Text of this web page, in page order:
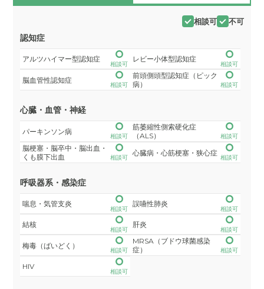
相談可 不可
認知症
アルツハイマー型認知症
相談可
レビー小体型認知症
相談可
脳血管性認知症
相談可
前頭側頭型認知症（ピック
病）
相談可
心臓・血管・神経
パーキンソン病
相談可
筋萎縮性側索硬化症
（ALS）
相談可
脳梗塞・脳卒中・脳出血・
くも膜下出血
相談可
心臓病・心筋梗塞・狭心症
相談可
呼吸器系・感染症
喘息・気管支炎
相談可
誤嚥性肺炎
相談可
結核
相談可
肝炎
相談可
梅毒（ばいどく）
相談可
MRSA（ブドウ球菌感染
症）
相談可
HIV
相談可